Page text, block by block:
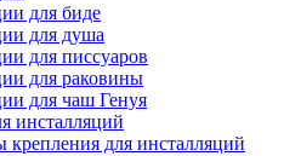
для биде
для душа
для писсуаров
для раковины
для чаш Генуя
инсталляций
крепления для инсталляций